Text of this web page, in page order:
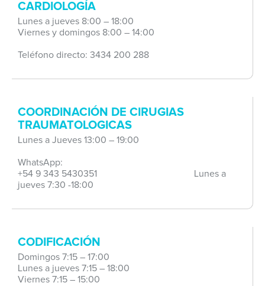
CARDIOLOGÍA
Lunes a jueves 8:00 – 18:00
Viernes y domingos 8:00 – 14:00
Teléfono directo: 3434 200 288
COORDINACIÓN DE CIRUGIAS
TRAUMATOLOGICAS
Lunes a Jueves 13:00 – 19:00
WhatsApp:
+54 9 343 5430351 Lunes a
jueves 7:30 -18:00
CODIFICACIÓN
Domingos 7:15 – 17:00
Lunes a jueves 7:15 – 18:00
Viernes 7:15 – 15:00